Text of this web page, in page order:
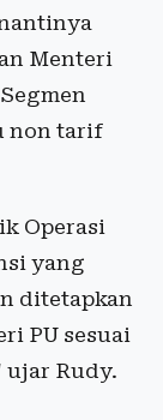
Menteri
non tarif
Operasi
yang
ditetapkan
PU sesuai
ujar Rudy.